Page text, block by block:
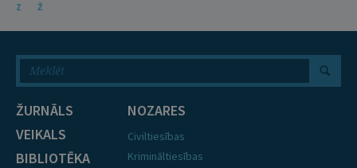
Z
Ž
ŽURNĀLS
VEIKALS
BIBLIOTĒKA
NOZARES
Civiltiesības
Krimināltiesības